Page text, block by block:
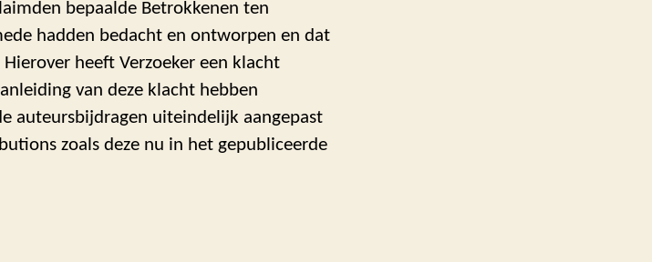
bepaalde Betrokkenen ten
hadden bedacht en ontworpen en dat
heeft Verzoeker een klacht
van deze klacht hebben
auteursbijdragen uiteindelijk aangepast
zoals deze nu in het gepubliceerde